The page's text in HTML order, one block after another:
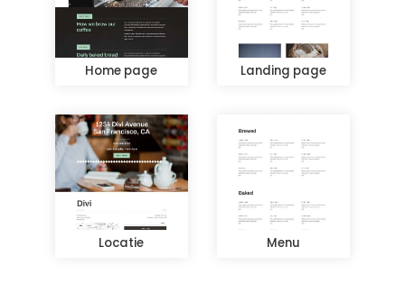
Home page Landing page
Locatie Menu